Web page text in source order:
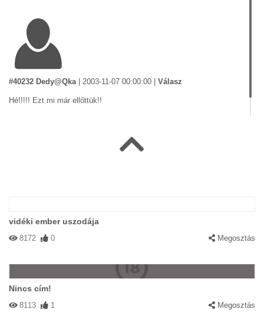
#40232 Dedy@Qka| 2003-11-07 00:00:00 Válasz
Hé!!!!! Ezt mi már ellőttük!!
vidéki ember uszodája
8172 0 Megosztás
Nincs cím!
8113 1 Megosztás